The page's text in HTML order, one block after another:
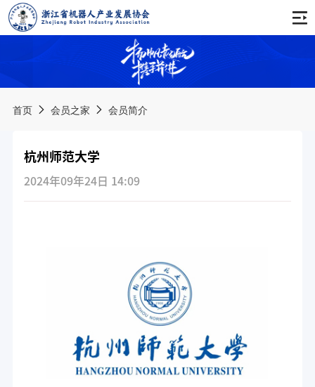
首页
协会章程
会议公告
活动公告
新闻动态
会员风采
会长信箱
第一届中国（杭州）国际机器人西湖论坛
第二届中国（杭州）国际机器人西湖论坛
新产品/新技术展示
项目平台申报咨询
创新平台
长三角机器人与智能制造合作组织
首页 会员之家 会员简介
杭州师范大学
2024年09年24日 14:09